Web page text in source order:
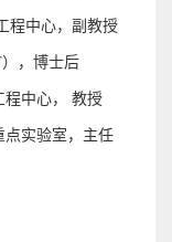
程中心，副教授
，博士后
程中心， 教授
点实验室，主任